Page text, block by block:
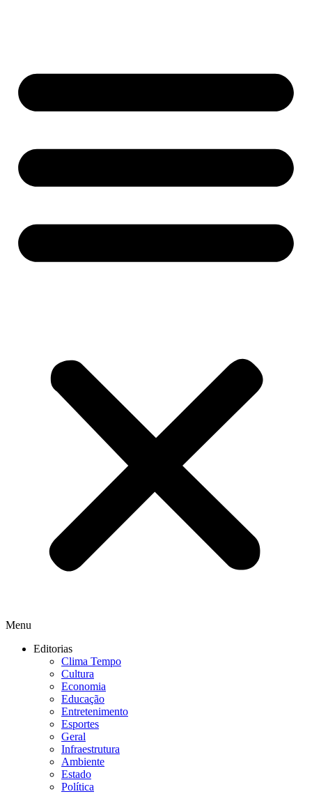
Menu
Editorias
Clima Tempo
Cultura
Economia
Educação
Entretenimento
Esportes
Geral
Infraestrutura
Ambiente
Estado
Política